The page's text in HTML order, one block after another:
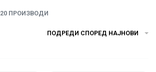
ПРОИЗВОДИ
ПОДРЕДИ СПОРЕД НАЈНОВИ